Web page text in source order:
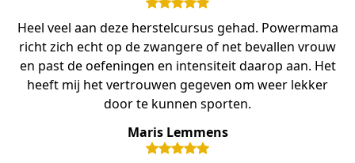
Heel veel aan deze herstelcursus gehad. Powermama
richt zich echt op de zwangere of net bevallen vrouw
en past de oefeningen en intensiteit daarop aan. Het
heeft mij het vertrouwen gegeven om weer lekker
door te kunnen sporten.
Maris Lemmens